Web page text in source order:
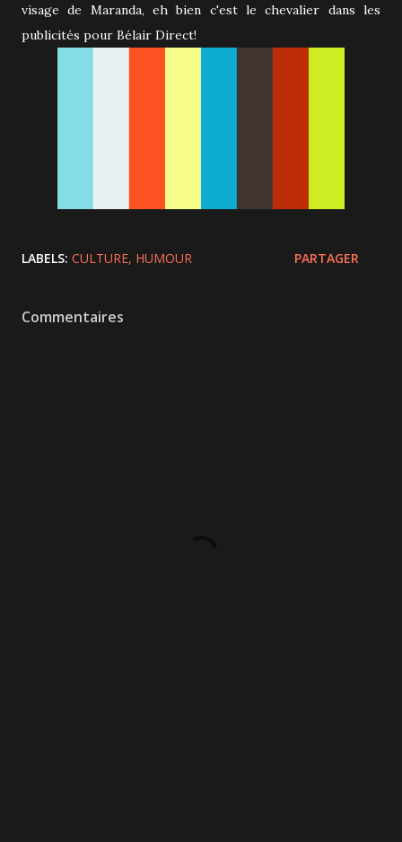
visage de Maranda, eh bien c'est le chevalier dans les
publicités pour Bélair Direct!
LABELS: CULTURE HUMOUR PARTAGER
Commentaires